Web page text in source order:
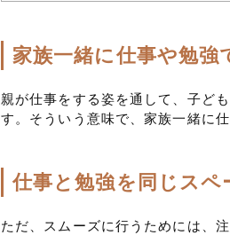
家族一緒に仕事や勉強
親が仕事をする姿を通して、子ど
す。そういう意味で、家族一緒に
仕事と勉強を同じスペ
ただ、スムーズに行うためには、